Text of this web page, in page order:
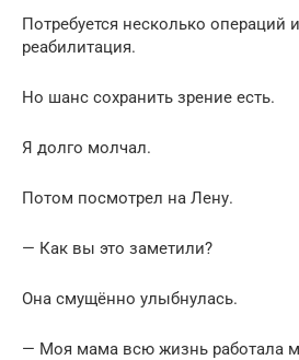
Потребуется несколько операций
реабилитация.
Но шанс сохранить зрение есть.
Я долго молчал.
Потом посмотрел на Лену.
— Как вы это заметили?
Она смущённо улыбнулась.
— Моя мама всю жизнь работала